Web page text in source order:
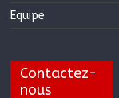
Equipe
Contactez-
nous